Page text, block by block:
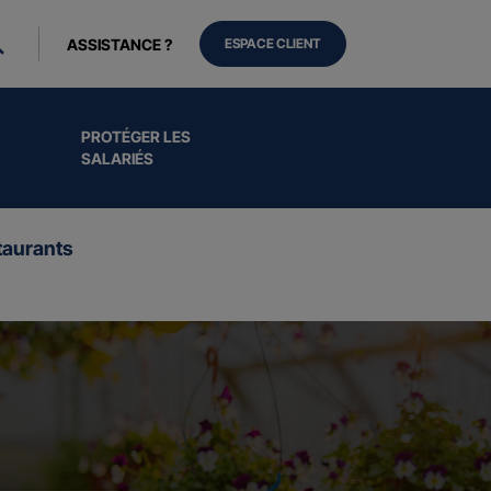
PROTÉGER LES
SALARIÉS
ASSISTANCE ? ESPACE CLIENT